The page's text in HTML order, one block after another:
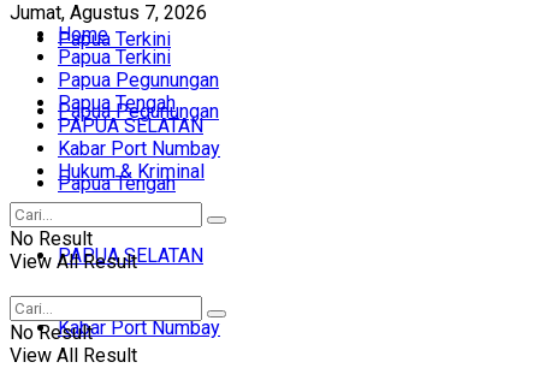
Jumat, Agustus 7, 2026
Papua Terkini
Papua Pegunungan
Papua Tengah
PAPUA SELATAN
Kabar Port Numbay
Home
Papua Terkini
Papua Pegunungan
Papua Tengah
PAPUA SELATAN
Kabar Port Numbay
Hukum & Kriminal
No Result
View All Result
No Result
View All Result